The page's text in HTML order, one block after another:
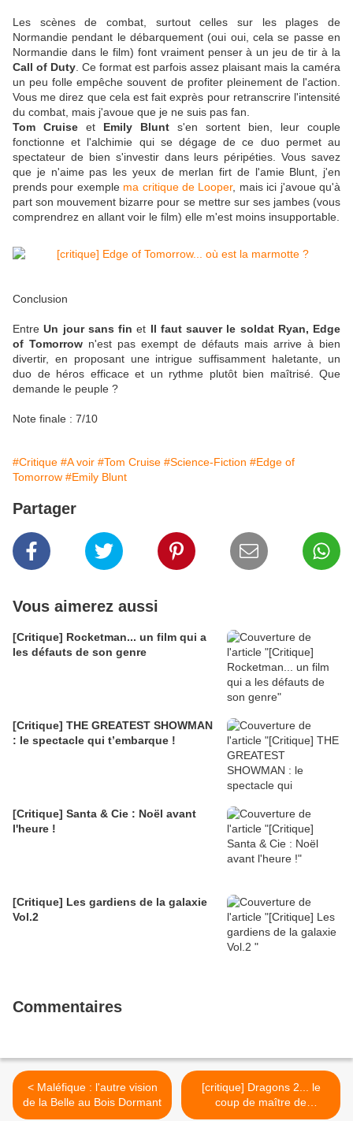
Les scènes de combat, surtout celles sur les plages de
Normandie pendant le débarquement (oui oui, cela se passe en
Normandie dans le film) font vraiment penser à un jeu de tir à la
Call of Duty . Ce format est parfois assez plaisant mais la caméra
un peu folle empêche souvent de profiter pleinement de l'action.
Vous me direz que cela est fait exprès pour retranscrire l'intensité
du combat, mais j'avoue que je ne suis pas fan.
Tom Cruise et Emily Blunt s'en sortent bien, leur couple
fonctionne et l'alchimie qui se dégage de ce duo permet au
spectateur de bien s'investir dans leurs péripéties. Vous savez
que je n'aime pas les yeux de merlan firt de l'amie Blunt, j'en
prends pour exemple ma critique de Looper, mais ici j'avoue qu'à
part son mouvement bizarre pour se mettre sur ses jambes (vous
comprendrez en allant voir le film) elle m'est moins insupportable.
Conclusion
EntreUn jour sans fin et Il faut sauver le soldat Ryan, Edge
of Tomorrow n'est pas exempt de défauts mais arrive à bien
divertir, en proposant une intrigue suffisamment haletante, un
duo de héros efficace et un rythme plutôt bien maîtrisé. Que
demande le peuple ?
Note finale : 7/10
#Critique #A voir #Tom Cruise #Science-Fiction #Edge of
Tomorrow #Emily Blunt
Partager
Vous aimerez aussi
[Critique] Rocketman... un film qui a
les défauts de son genre
[Critique] THE GREATEST SHOWMAN
: le spectacle qui t’embarque !
[Critique] Santa & Cie : Noël avant
l'heure !
[Critique] Les gardiens de la galaxie
Vol.2
Commentaires
< Maléfique : l'autre vision
de la Belle au Bois Dormant
[critique] Dragons 2... le
coup de maître de
Dreamworks >